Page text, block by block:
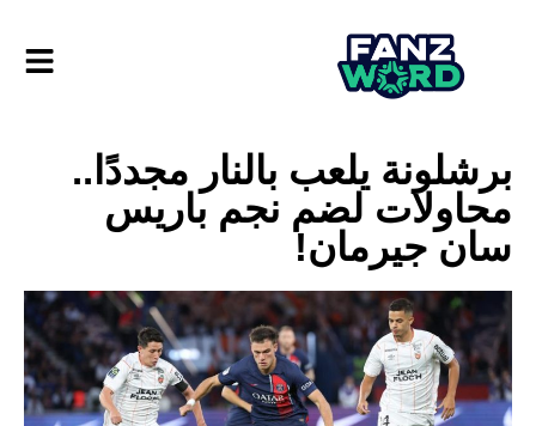
برشلونة يلعب بالنار مجددًا..
محاولات لضم نجم باريس
سان جيرمان!